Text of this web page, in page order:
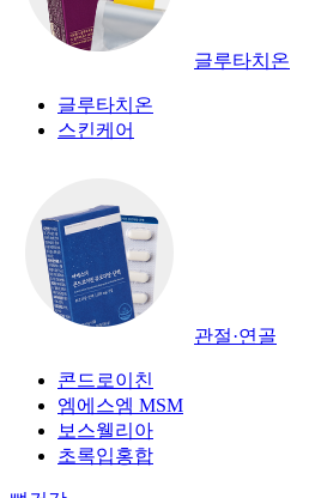
글루타치온
글루타치온
스킨케어
관절·연골
콘드로이친
엠에스엠 MSM
보스웰리아
초록입홍합